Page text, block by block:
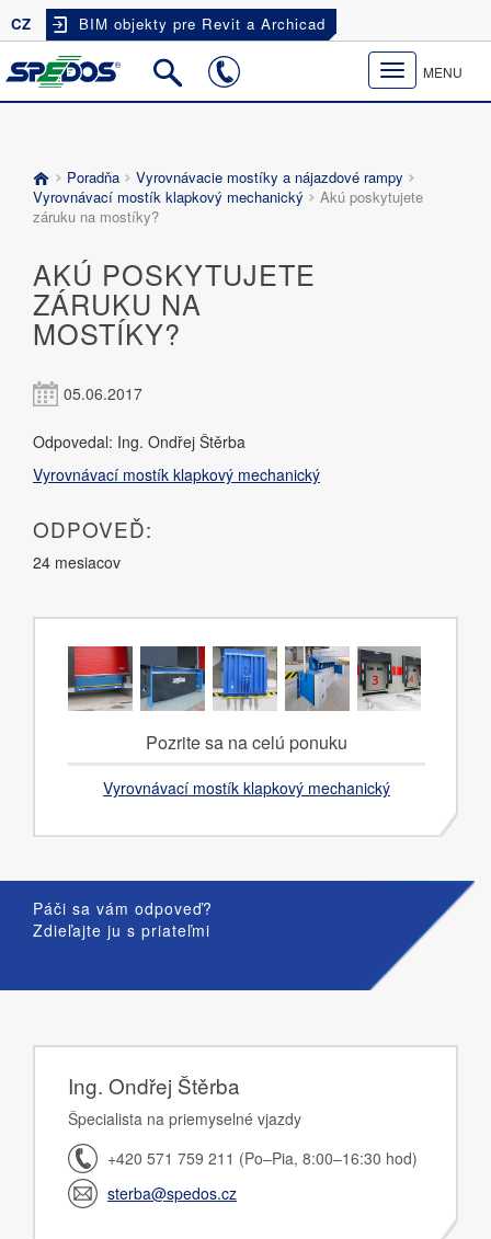
CZ BIM objekty pre Revit a Archicad
Toggle
navigation
MENU
Poradňa
Vyrovnávacie mostíky a nájazdové rampy
Vyrovnávací mostík klapkový mechanický
Akú poskytujete
záruku na mostíky?
AKÚ POSKYTUJETE
ZÁRUKU NA
MOSTÍKY?
05.06.2017
Odpovedal: Ing. Ondřej Štěrba
Vyrovnávací mostík klapkový mechanický
ODPOVEĎ:
24 mesiacov
Pozrite sa na celú ponuku
Vyrovnávací mostík klapkový mechanický
Páči sa vám odpoveď?
Zdieľajte ju s priateľmi
Ing. Ondřej Štěrba
Špecialista na priemyselné vjazdy
+420 571 759 211 (Po–Pia, 8:00–16:30 hod)
sterba@spedos.cz